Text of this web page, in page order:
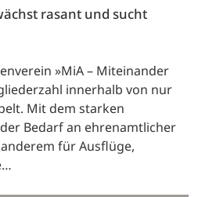
rasant und sucht
»MiA – Miteinander
innerhalb von nur
Mit dem starken
Bedarf an ehrenamtlicher
für Ausflüge,